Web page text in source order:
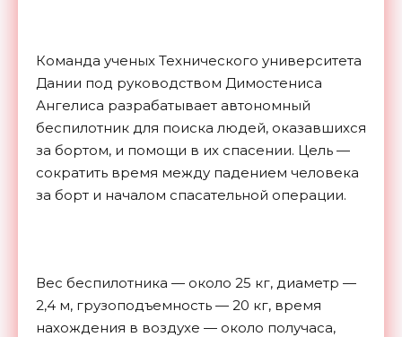
Команда ученых Технического университета
Дании под руководством Димостениса
Ангелиса разрабатывает автономный
беспилотник для поиска людей, оказавшихся
за бортом, и помощи в их спасении. Цель —
сократить время между падением человека
за борт и началом спасательной операции.
Вес беспилотника — около 25 кг, диаметр —
2,4 м, грузоподъемность — 20 кг, время
нахождения в воздухе — около получаса,